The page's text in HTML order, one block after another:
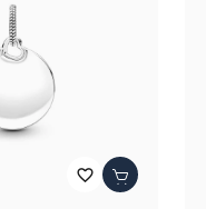
favorite_border